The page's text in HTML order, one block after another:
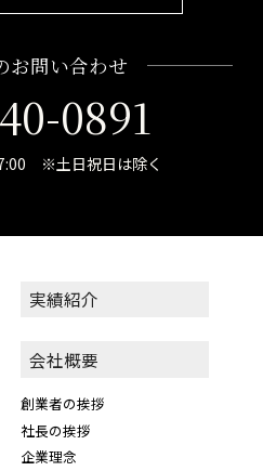
お問い合わせ
0891
※土日祝日は除く
実績紹介
会社概要
創業者の挨拶
社長の挨拶
企業理念